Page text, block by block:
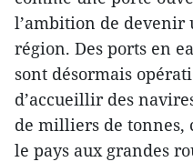
l’ambition de devenir
région. Des ports en
sont désormais
d’accueillir des
de milliers de tonnes,
le pays aux grandes